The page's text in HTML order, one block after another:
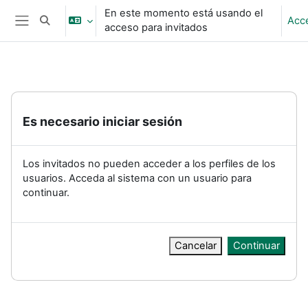
Salta al contenido principal
Panel lateral
Selector de búsqueda de entrada
En este momento está usando el
acceso para invitados
Es necesario iniciar sesión
Los invitados no pueden acceder a los perfiles de los
usuarios. Acceda al sistema con un usuario para
continuar.
Cancelar Continuar